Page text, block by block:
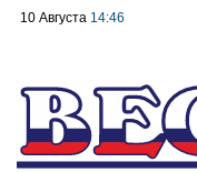
10 Августа 14:46